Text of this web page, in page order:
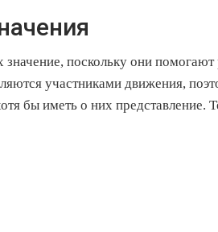
поскольку они помогают
участниками движения,
бы иметь о них представление.